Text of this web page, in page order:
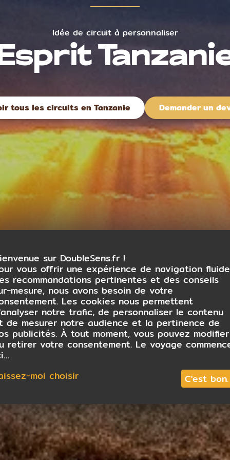
Idée de circuit à personnaliser
tous les circuits en Tanzanie Demander un
sur DoubleSens.fr !
vous offrir une expérience de navigation
recommandations pertinentes et des conseils
mesure, nous avons besoin de votre
Les cookies nous permettent
notre trafic, de personnaliser le contenu
de mesurer notre audience et la pertinence de
publicités. À tout moment, vous pouvez modifier
retirer votre consentement. Le voyage
moi choisir
C'est bon.